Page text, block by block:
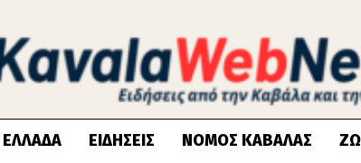
ΕΛΛΆΔΑ ΕΙΔΉΣΕΙΣ ΝΟΜΌΣ ΚΑΒΆΛΑΣ